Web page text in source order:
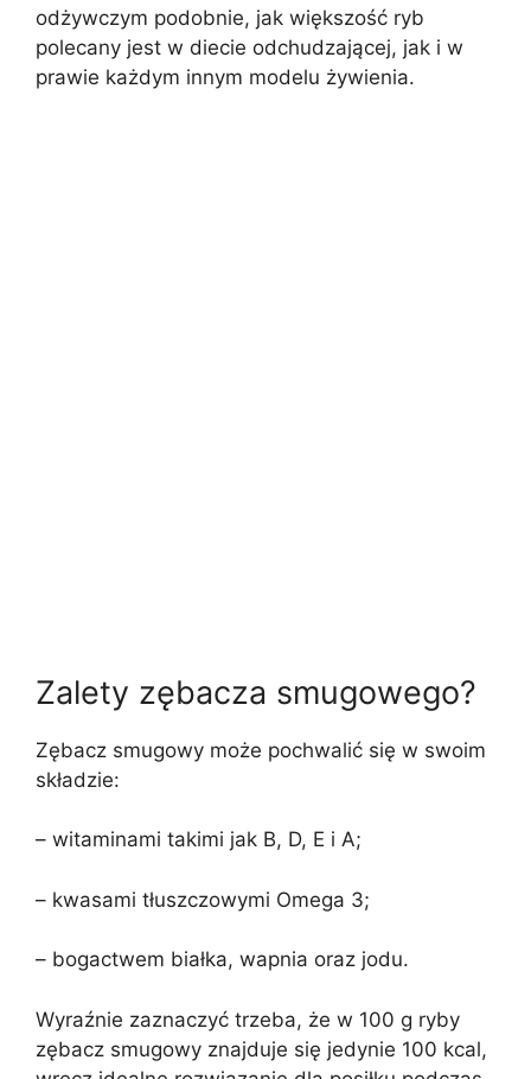
odżywczym podobnie, jak większość ryb
polecany jest w diecie odchudzającej, jak i w
prawie każdym innym modelu żywienia.
Zalety zębacza smugowego?
Zębacz smugowy może pochwalić się w swoim
składzie:
– witaminami takimi jak B, D, E i A;
– kwasami tłuszczowymi Omega 3;
– bogactwem białka, wapnia oraz jodu.
Wyraźnie zaznaczyć trzeba, że w 100 g ryby
zębacz smugowy znajduje się jedynie 100 kcal,